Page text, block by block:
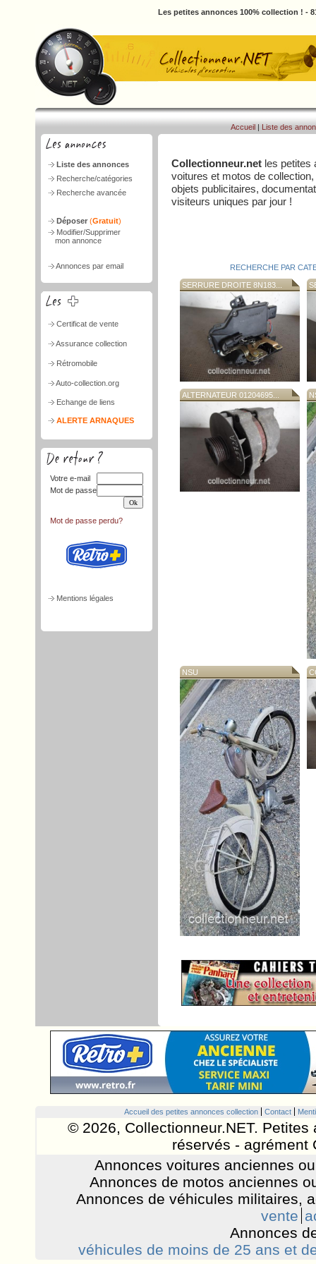
Les petites annonces 100% collection ! -
Liste des annonces
Recherche/catégories
Recherche avancée
Déposer (Gratuit)
Modifier/Supprimer
mon annonce
Annonces par email
Certificat de vente
Assurance collection
Rétromobile
Auto-collection.org
Echange de liens
ALERTE ARNAQUES
Votre e-mail
Mot de passe
Mot de passe perdu?
Mentions légales
Accueil | Liste des
Collectionneur.net les petites
voitures et motos de
objets publicitaires,
visiteurs uniques par jour !
RECHERCHE PAR
SERRURE DROITE 8N183...
ALTERNATEUR 01204695...
NSU
Accueil des petites annonces collection Contact
© 2026, Collectionneur.NET.
réservés - agrément
Annonces voitures anciennes
Annonces de motos anciennes
Annonces de véhicules militaires,
vente
Annonces
véhicules de moins de 25 ans et